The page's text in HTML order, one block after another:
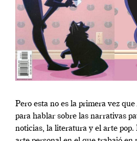
Pero esta no es la primera vez
para hablar sobre las narrativas
noticias, la literatura y el arte pop.